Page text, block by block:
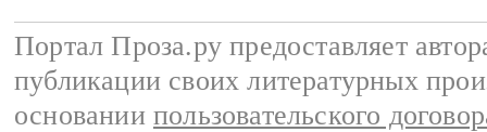
Портал Проза.ру предоставляет
публикации своих литературных
основании пользовательского